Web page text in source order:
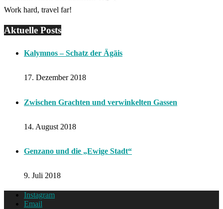
Work hard, travel far!
Aktuelle Posts
Kalymnos – Schatz der Ägäis
17. Dezember 2018
Zwischen Grachten und verwinkelten Gassen
14. August 2018
Genzano und die „Ewige Stadt“
9. Juli 2018
Instagram
Email